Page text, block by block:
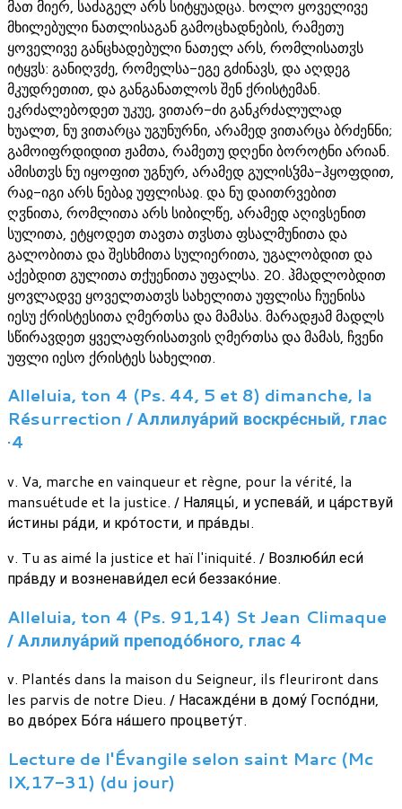
მათ მიერ, საძაგელ არს სიტყუადცა. ხოლო ყოველივე
მხილებული ნათლისაგან გამოცხადნების, რამეთუ
ყოველივე განცხადებული ნათელ არს, რომლისათჳს
იტყჳს: განიღჳძე, რომელსა-ეგე გძინავს, და აღდეგ
მკუდრეთით, და განგანათლოს შენ ქრისტემან.
ეკრძალებოდეთ უკუე, ვითარ-ძი განკრძალულად
ხუალთ, ნუ ვითარცა უგუნურნი, არამედ ვითარცა ბრძენნი;
გამოიფრდიდით ჟამთა, რამეთუ დღენი ბოროტნი არიან.
ამისთჳს ნუ იყოფით უგნურ, არამედ გულისჴმა-ჰყოფდით,
რაჲ-იგი არს ნებაჲ უფლისაჲ. და ნუ დაითრვებით
ღჳნითა, რომლითა არს სიბილწე, არამედ აღივსენით
სულითა, ეტყოდეთ თავთა თჳსთა ფსალმუნითა და
გალობითა და შესხმითა სულიერითა, უგალობდით და
აქებდით გულითა თქუენითა უფალსა. 20. ჰმადლობდით
ყოვლადვე ყოველთათჳს სახელითა უფლისა ჩუენისა
იესუ ქრისტესითა ღმერთსა და მამასა. მარადჟამ მადლს
სწირავდეთ ყველაფრისათვის ღმერთსა და მამას, ჩვენი
უფლი იესო ქრისტეს სახელით.
Alleluia, ton 4 (Ps. 44, 5 et 8) dimanche, la
Résurrection / Аллилуа́рий воскре́сный, глас
·4
v. Va, marche en vainqueur et règne, pour la vérité, la
mansuétude et la justice. / Наляцы́, и успева́й, и ца́рствуй
и́стины ра́ди, и кро́тости, и пра́вды.
v. Tu as aimé la justice et haï l'iniquité. / Возлюби́л еси́
пра́вду и возненави́дел еси́ беззако́ние.
Alleluia, ton 4 (Ps. 91,14) St Jean Climaque
/ Аллилуа́рий преподо́бного, глас 4
v. Plantés dans la maison du Seigneur, ils fleuriront dans
les parvis de notre Dieu. / Насажде́ни в дому́ Госпо́дни,
во дво́рех Бо́га на́шего процвету́т.
Lecture de l'Évangile selon saint Marc (Mc
IX,17-31) (du jour)